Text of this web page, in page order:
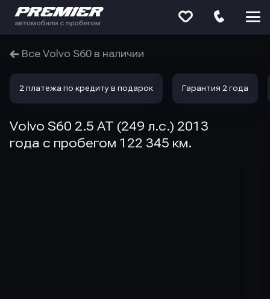
Все Volvo S60 в наличии
2 платежа по кредиту в подарок Гарантия 2 года
Volvo S60 2.5 AT (249 л.с.) 2013
года с пробегом 122 345 км.